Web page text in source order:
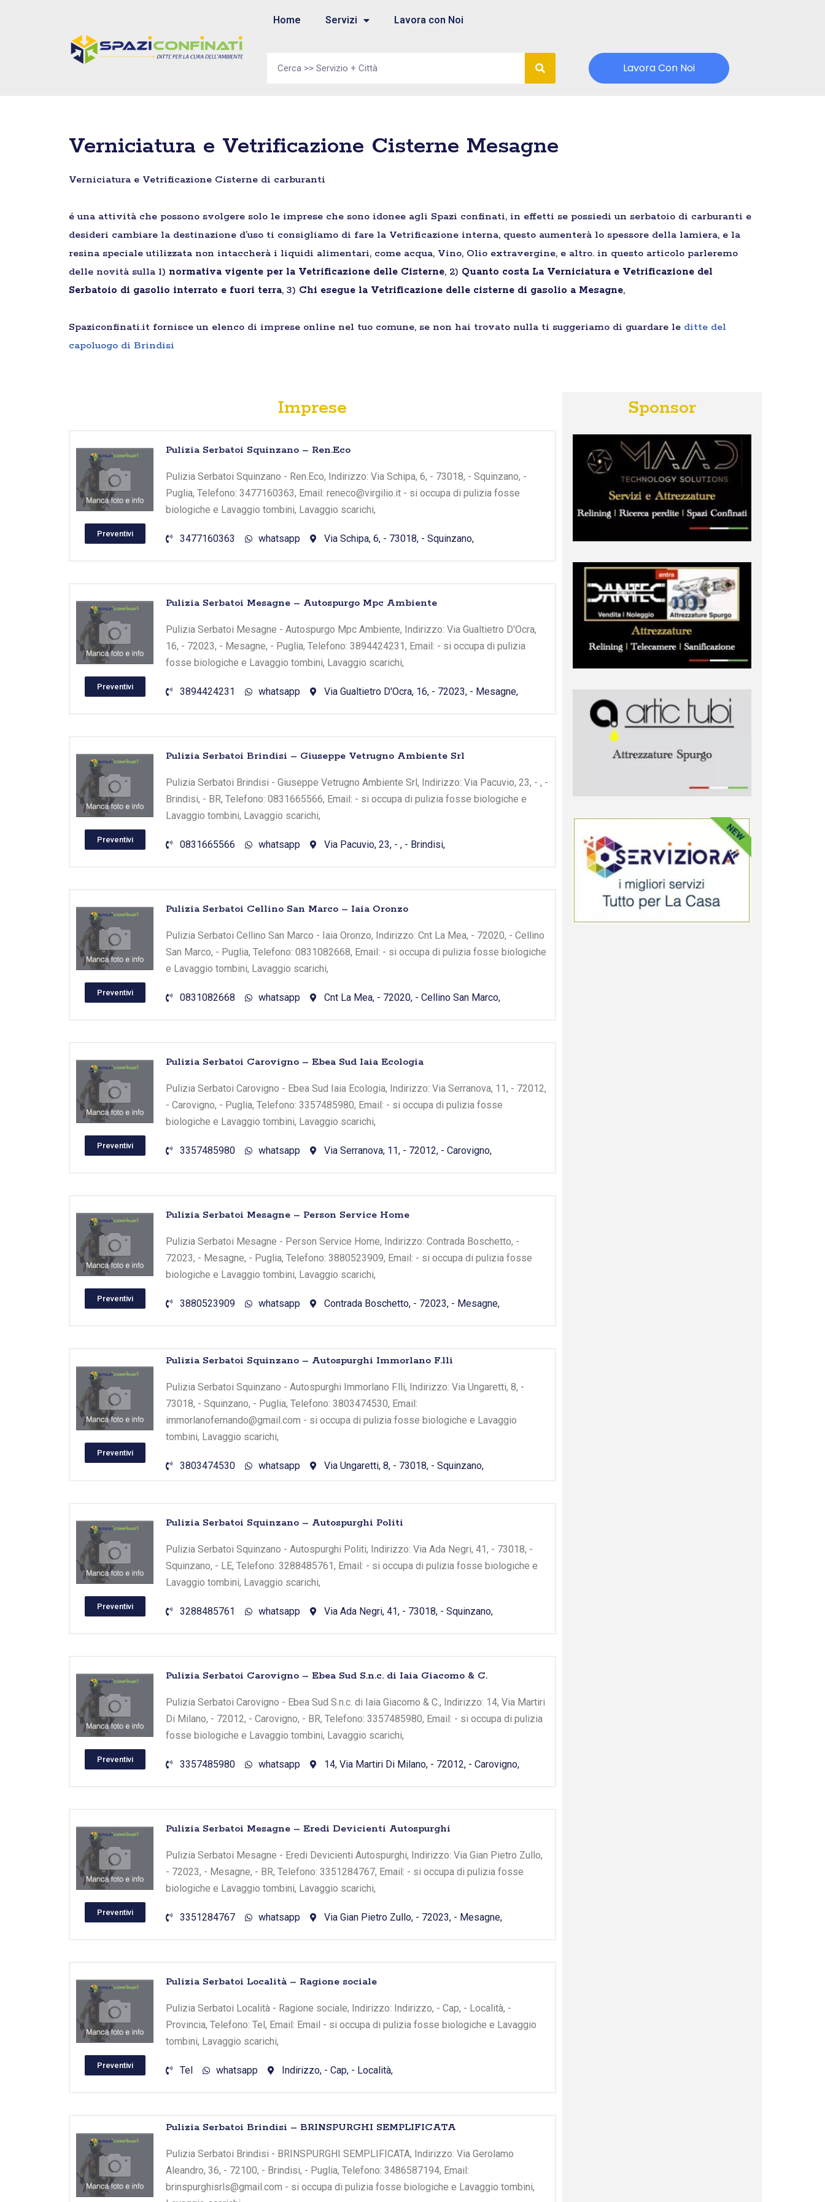
Home Servizi Lavora con Noi
Lavora Con Noi
Verniciatura e Vetrificazione Cisterne Mesagne
Verniciatura e Vetrificazione Cisterne di carburanti
é una attività che possono svolgere solo le imprese che sono idonee agli Spazi confinati, in effetti se possiedi un serbatoio di carburanti e
desideri cambiare la destinazione d’uso ti consigliamo di fare la Vetrificazione interna, questo aumenterà lo spessore della lamiera, e la
resina speciale utilizzata non intaccherà i liquidi alimentari, come acqua, Vino, Olio extravergine, e altro. in questo articolo parleremo
delle novità sulla 1) normativa vigente per la Vetrificazione delle Cisterne, 2) Quanto costa La Verniciatura e Vetrificazione del
Serbatoio di gasolio interrato e fuori terra, 3) Chi esegue la Vetrificazione delle cisterne di gasolio a Mesagne,
Spaziconfinati.it fornisce un elenco di imprese online nel tuo comune, se non hai trovato nulla ti suggeriamo di guardare le ditte del
capoluogo di Brindisi
Imprese
Preventivi
Pulizia Serbatoi Squinzano – Ren.Eco
Pulizia Serbatoi Squinzano - Ren.Eco, Indirizzo: Via Schipa, 6, - 73018, - Squinzano, -
Puglia, Telefono: 3477160363, Email: reneco@virgilio.it - si occupa di pulizia fosse
biologiche e Lavaggio tombini, Lavaggio scarichi,
3477160363 whatsapp Via Schipa, 6, - 73018, - Squinzano,
Preventivi
Pulizia Serbatoi Mesagne – Autospurgo Mpc Ambiente
Pulizia Serbatoi Mesagne - Autospurgo Mpc Ambiente, Indirizzo: Via Gualtietro D'Ocra,
16, - 72023, - Mesagne, - Puglia, Telefono: 3894424231, Email: - si occupa di pulizia
fosse biologiche e Lavaggio tombini, Lavaggio scarichi,
3894424231 whatsapp Via Gualtietro D'Ocra, 16, - 72023, - Mesagne,
Preventivi
Pulizia Serbatoi Brindisi – Giuseppe Vetrugno Ambiente Srl
Pulizia Serbatoi Brindisi - Giuseppe Vetrugno Ambiente Srl, Indirizzo: Via Pacuvio, 23, - , -
Brindisi, - BR, Telefono: 0831665566, Email: - si occupa di pulizia fosse biologiche e
Lavaggio tombini, Lavaggio scarichi,
0831665566 whatsapp Via Pacuvio, 23, - , - Brindisi,
Preventivi
Pulizia Serbatoi Cellino San Marco – Iaia Oronzo
Pulizia Serbatoi Cellino San Marco - Iaia Oronzo, Indirizzo: Cnt La Mea, - 72020, - Cellino
San Marco, - Puglia, Telefono: 0831082668, Email: - si occupa di pulizia fosse biologiche
e Lavaggio tombini, Lavaggio scarichi,
0831082668 whatsapp Cnt La Mea, - 72020, - Cellino San Marco,
Preventivi
Pulizia Serbatoi Carovigno – Ebea Sud Iaia Ecologia
Pulizia Serbatoi Carovigno - Ebea Sud Iaia Ecologia, Indirizzo: Via Serranova, 11, - 72012,
- Carovigno, - Puglia, Telefono: 3357485980, Email: - si occupa di pulizia fosse
biologiche e Lavaggio tombini, Lavaggio scarichi,
3357485980 whatsapp Via Serranova, 11, - 72012, - Carovigno,
Preventivi
Pulizia Serbatoi Mesagne – Person Service Home
Pulizia Serbatoi Mesagne - Person Service Home, Indirizzo: Contrada Boschetto, -
72023, - Mesagne, - Puglia, Telefono: 3880523909, Email: - si occupa di pulizia fosse
biologiche e Lavaggio tombini, Lavaggio scarichi,
3880523909 whatsapp Contrada Boschetto, - 72023, - Mesagne,
Preventivi
Pulizia Serbatoi Squinzano – Autospurghi Immorlano F.lli
Pulizia Serbatoi Squinzano - Autospurghi Immorlano F.lli, Indirizzo: Via Ungaretti, 8, -
73018, - Squinzano, - Puglia, Telefono: 3803474530, Email:
immorlanofernando@gmail.com - si occupa di pulizia fosse biologiche e Lavaggio
tombini, Lavaggio scarichi,
3803474530 whatsapp Via Ungaretti, 8, - 73018, - Squinzano,
Preventivi
Pulizia Serbatoi Squinzano – Autospurghi Politi
Pulizia Serbatoi Squinzano - Autospurghi Politi, Indirizzo: Via Ada Negri, 41, - 73018, -
Squinzano, - LE, Telefono: 3288485761, Email: - si occupa di pulizia fosse biologiche e
Lavaggio tombini, Lavaggio scarichi,
3288485761 whatsapp Via Ada Negri, 41, - 73018, - Squinzano,
Preventivi
Pulizia Serbatoi Carovigno – Ebea Sud S.n.c. di Iaia Giacomo & C.
Pulizia Serbatoi Carovigno - Ebea Sud S.n.c. di Iaia Giacomo & C., Indirizzo: 14, Via Martiri
Di Milano, - 72012, - Carovigno, - BR, Telefono: 3357485980, Email: - si occupa di pulizia
fosse biologiche e Lavaggio tombini, Lavaggio scarichi,
3357485980 whatsapp 14, Via Martiri Di Milano, - 72012, - Carovigno,
Preventivi
Pulizia Serbatoi Mesagne – Eredi Devicienti Autospurghi
Pulizia Serbatoi Mesagne - Eredi Devicienti Autospurghi, Indirizzo: Via Gian Pietro Zullo,
- 72023, - Mesagne, - BR, Telefono: 3351284767, Email: - si occupa di pulizia fosse
biologiche e Lavaggio tombini, Lavaggio scarichi,
3351284767 whatsapp Via Gian Pietro Zullo, - 72023, - Mesagne,
Preventivi
Pulizia Serbatoi Località – Ragione sociale
Pulizia Serbatoi Località - Ragione sociale, Indirizzo: Indirizzo, - Cap, - Località, -
Provincia, Telefono: Tel, Email: Email - si occupa di pulizia fosse biologiche e Lavaggio
tombini, Lavaggio scarichi,
Tel whatsapp Indirizzo, - Cap, - Località,
Pulizia Serbatoi Brindisi – BRINSPURGHI SEMPLIFICATA
Pulizia Serbatoi Brindisi - BRINSPURGHI SEMPLIFICATA, Indirizzo: Via Gerolamo
Aleandro, 36, - 72100, - Brindisi, - Puglia, Telefono: 3486587194, Email:
brinspurghisrls@gmail.com - si occupa di pulizia fosse biologiche e Lavaggio tombini,
Sponsor